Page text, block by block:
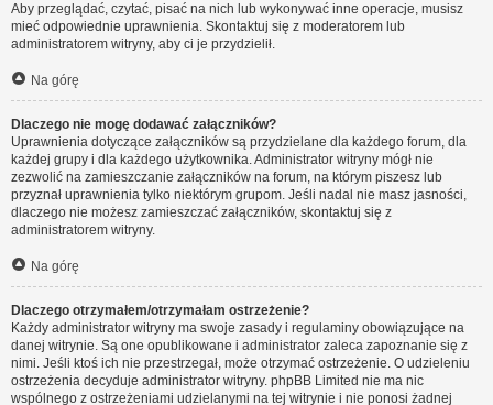
Aby przeglądać, czytać, pisać na nich lub wykonywać inne operacje, musisz
mieć odpowiednie uprawnienia. Skontaktuj się z moderatorem lub
administratorem witryny, aby ci je przydzielił.
Na górę
Dlaczego nie mogę dodawać załączników?
Uprawnienia dotyczące załączników są przydzielane dla każdego forum, dla
każdej grupy i dla każdego użytkownika. Administrator witryny mógł nie
zezwolić na zamieszczanie załączników na forum, na którym piszesz lub
przyznał uprawnienia tylko niektórym grupom. Jeśli nadal nie masz jasności,
dlaczego nie możesz zamieszczać załączników, skontaktuj się z
administratorem witryny.
Na górę
Dlaczego otrzymałem/otrzymałam ostrzeżenie?
Każdy administrator witryny ma swoje zasady i regulaminy obowiązujące na
danej witrynie. Są one opublikowane i administrator zaleca zapoznanie się z
nimi. Jeśli ktoś ich nie przestrzegał, może otrzymać ostrzeżenie. O udzieleniu
ostrzeżenia decyduje administrator witryny. phpBB Limited nie ma nic
wspólnego z ostrzeżeniami udzielanymi na tej witrynie i nie ponosi żadnej